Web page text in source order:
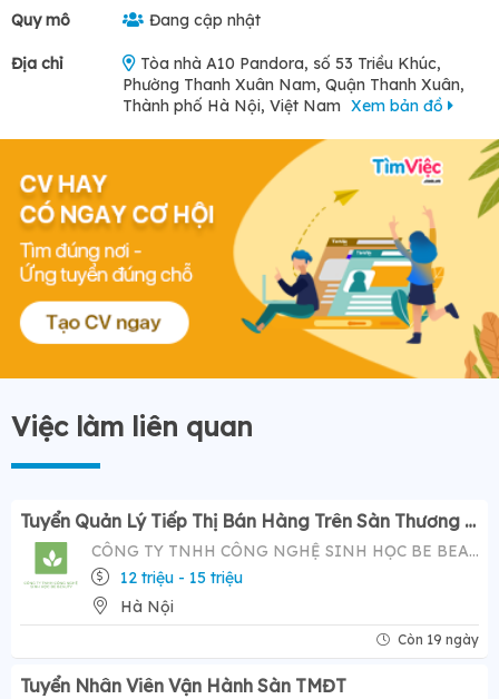
Quy mô Đang cập nhật
Địa chỉ
Tòa nhà A10 Pandora, số 53 Triều Khúc,
Phường Thanh Xuân Nam, Quận Thanh Xuân,
Thành phố Hà Nội, Việt Nam Xem bản đồ
Việc làm liên quan
Tuyển Quản Lý Tiếp Thị Bán Hàng Trên Sàn Thương Mại Điện Tử ( Tiktok Shop)- Mức Lương Hấp Dẫn 12-20 Triệu
CÔNG TY TNHH CÔNG NGHỆ SINH HỌC BE BEAUTY
12 triệu - 15 triệu
Hà Nội
Còn 19 ngày
Tuyển Nhân Viên Vận Hành Sàn TMĐT